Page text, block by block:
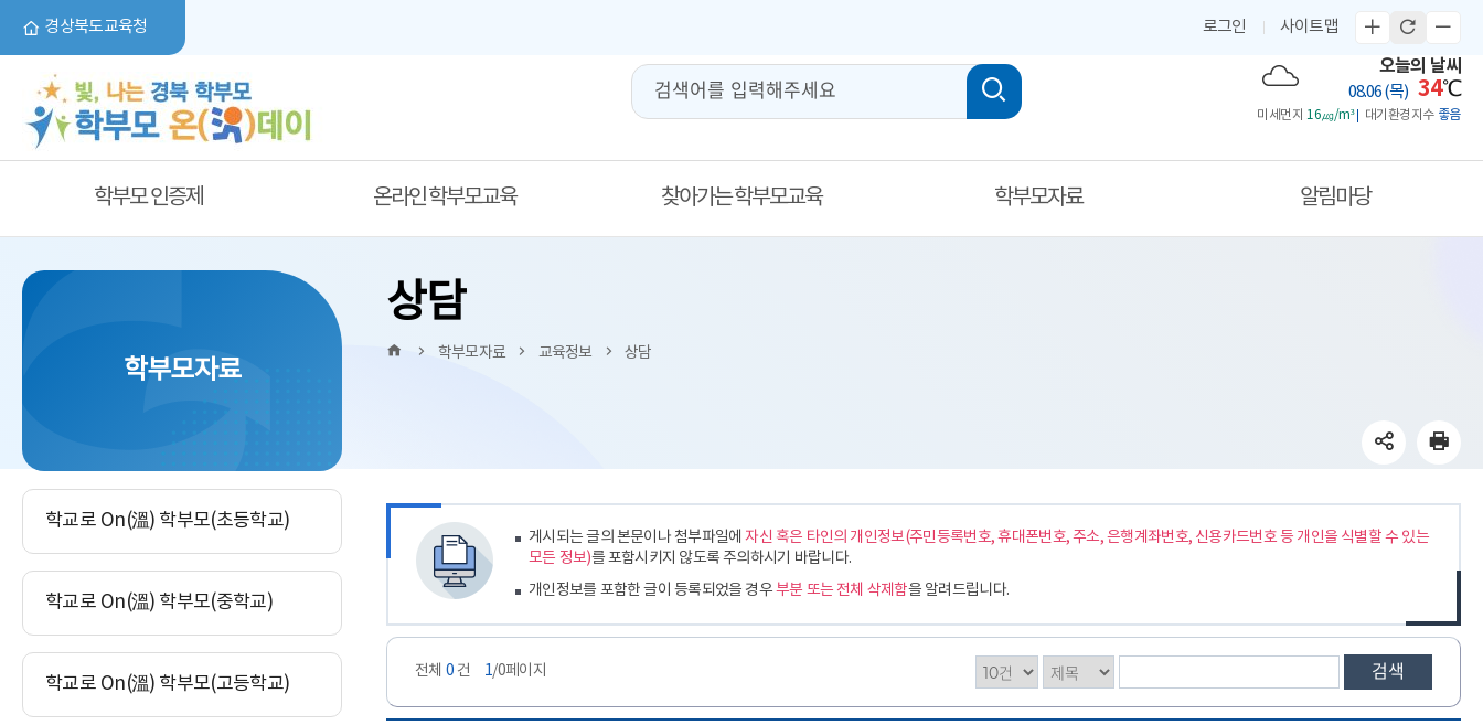
경상북도교육청 로그인 사이트맵
오늘의 날씨
08.06 (목) 34℃
미세먼지16㎍/m³ 대기환경지수 좋음
학부모 인증제 온라인 학부모교육 찾아가는 학부모교육 학부모자료 알림마당
학부모자료
학교로 On(溫) 학부모(초등학교)
학교로 On(溫) 학부모(중학교)
학교로 On(溫) 학부모(고등학교)
상담
HOME학부모자료 교육정보 상담
SNS
펼치기
SNS
닫기
게시되는 글의 본문이나 첨부파일에자신 혹은 타인의 개인정보(주민등록번호, 휴대폰번호, 주소, 은행계좌번호, 신용카드번호 등 개인을 식별할 수 있는
모든 정보)를 포함시키지 않도록 주의하시기 바랍니다.
개인정보를 포함한 글이 등록되었을 경우부분 또는 전체 삭제함을 알려드립니다.
전체 0 건 1/0페이지 검색